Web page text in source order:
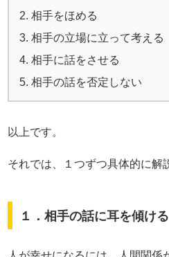
相手をほめる
相手の立場に立って考える
相手に話をさせる
相手の話を否定しない
以上です。
それでは、１つずつ具体的に解
１．相手の話に耳を傾ける